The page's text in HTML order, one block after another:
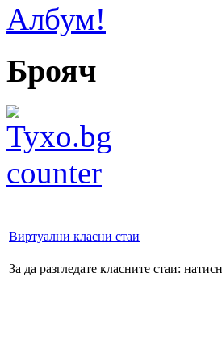
Албум!
Брояч
Виртуални класни стаи
За да разгледате класните стаи: